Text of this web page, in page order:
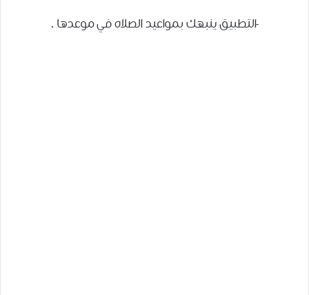
-التطبيق ينبهك بمواعيد الصلاه في موعدها .